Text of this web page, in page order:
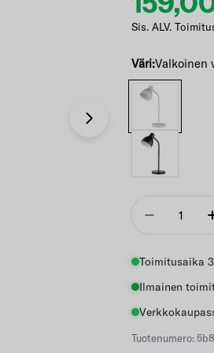
Avaa 1 modaali-
Sis. ALV.
Väri:Valkoinen
Vähennä
Toimitusaika
Ilmainen
Tuotenumero: